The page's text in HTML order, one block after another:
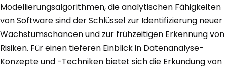
Modellierungsalgorithmen, die analytischen Fähigkeiten
von Software sind der Schlüssel zur Identifizierung neuer
Wachstumschancen und zur frühzeitigen Erkennung von
Risiken. Für einen tieferen Einblick in Datenanalyse-
Konzepte und -Techniken bietet sich die Erkundung von